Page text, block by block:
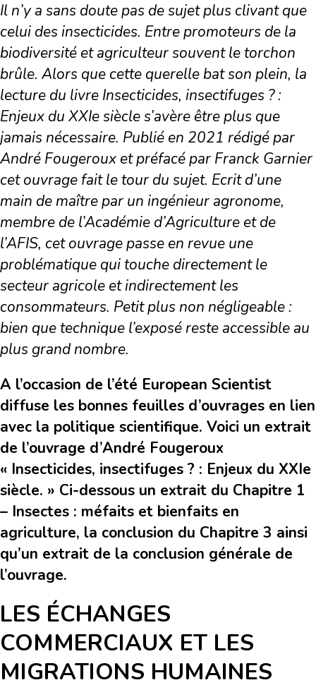
Il n’y a sans doute pas de sujet plus clivant que
celui des insecticides. Entre promoteurs de la
biodiversité et agriculteur souvent le torchon
brûle. Alors que cette querelle bat son plein, la
lecture du livre Insecticides, insectifuges ? :
Enjeux du XXIe siècle s’avère être plus que
jamais nécessaire. Publié en 2021 rédigé par
André Fougeroux et préfacé par Franck Garnier
cet ouvrage fait le tour du sujet. Ecrit d’une
main de maître par un ingénieur agronome,
membre de l’Académie d’Agriculture et de
l’AFIS, cet ouvrage passe en revue une
problématique qui touche directement le
secteur agricole et indirectement les
consommateurs. Petit plus non négligeable :
bien que technique l’exposé reste accessible au
plus grand nombre.
A l’occasion de l’été European Scientist
diffuse les bonnes feuilles d’ouvrages en lien
avec la politique scientifique. Voici un extrait
de l’ouvrage d’André Fougeroux
« Insecticides, insectifuges ? : Enjeux du XXIe
siècle. » Ci-dessous un extrait du Chapitre 1
– Insectes : méfaits et bienfaits en
agriculture, la conclusion du Chapitre 3 ainsi
qu’un extrait de la conclusion générale de
l’ouvrage.
LES ÉCHANGES
COMMERCIAUX ET LES
MIGRATIONS HUMAINES